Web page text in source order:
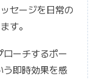
セージを日常の
す。
ーチするポー
う即時効果を感